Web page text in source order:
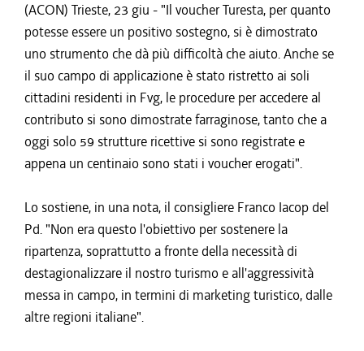
(ACON) Trieste, 23 giu - "Il voucher Turesta, per quanto
potesse essere un positivo sostegno, si è dimostrato
uno strumento che dà più difficoltà che aiuto. Anche se
il suo campo di applicazione è stato ristretto ai soli
cittadini residenti in Fvg, le procedure per accedere al
contributo si sono dimostrate farraginose, tanto che a
oggi solo 59 strutture ricettive si sono registrate e
appena un centinaio sono stati i voucher erogati".
Lo sostiene, in una nota, il consigliere Franco Iacop del
Pd. "Non era questo l'obiettivo per sostenere la
ripartenza, soprattutto a fronte della necessità di
destagionalizzare il nostro turismo e all'aggressività
messa in campo, in termini di marketing turistico, dalle
altre regioni italiane".